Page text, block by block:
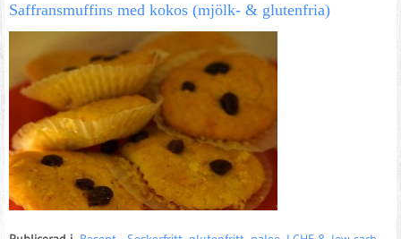
Saffransmuffins med kokos (mjölk- & glutenfria)